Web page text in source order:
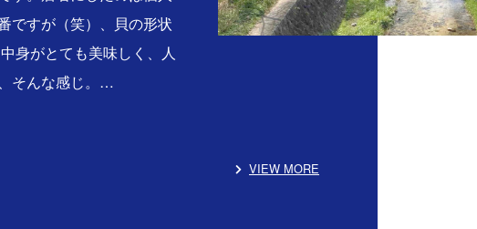
ですが（笑）、貝の形状
身がとても美味しく、人
そんな感じ。…
VIEW MORE